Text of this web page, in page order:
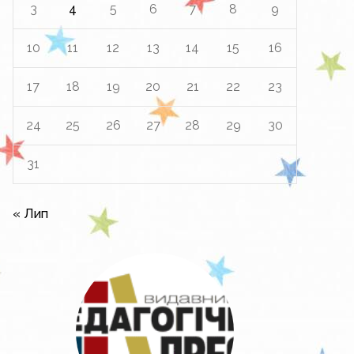
3 4 5 6 7 8 9
10 11 12 13 14 15 16
17 18 19 20 21 22 23
24 25 26 27 28 29 30
31
« Лип